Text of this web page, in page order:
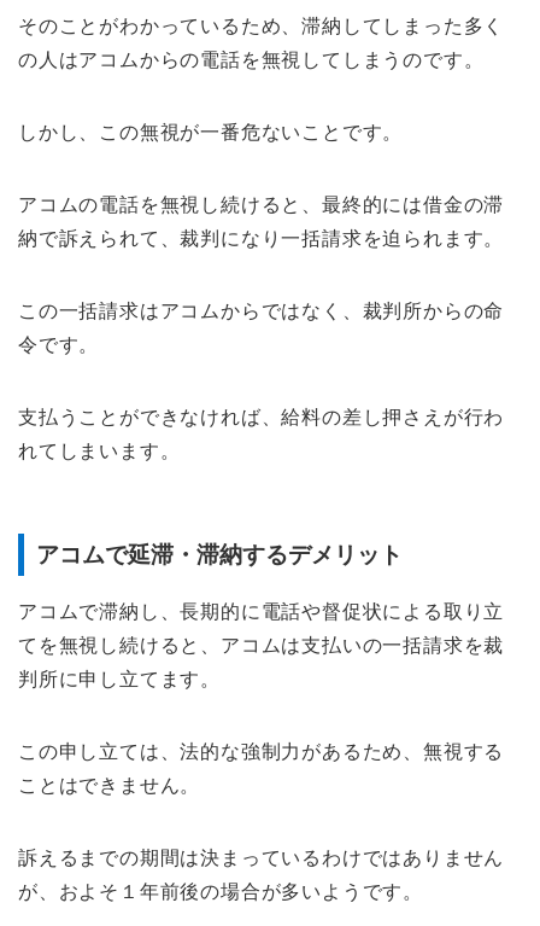
そのことがわかっているため、滞納してしまった多く
の人はアコムからの電話を無視してしまうのです。
しかし、この無視が一番危ないことです。
アコムの電話を無視し続けると、最終的には借金の滞
納で訴えられて、裁判になり一括請求を迫られます。
この一括請求はアコムからではなく、裁判所からの命
令です。
支払うことができなければ、給料の差し押さえが行わ
れてしまいます。
アコムで延滞・滞納するデメリット
アコムで滞納し、長期的に電話や督促状による取り立
てを無視し続けると、アコムは支払いの一括請求を裁
判所に申し立てます。
この申し立ては、法的な強制力があるため、無視する
ことはできません。
訴えるまでの期間は決まっているわけではありません
が、およそ１年前後の場合が多いようです。